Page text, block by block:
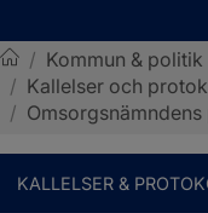
Sotenäs kommun
/ Kommun & politik
/ Kallelser och
/
KALLELSER &